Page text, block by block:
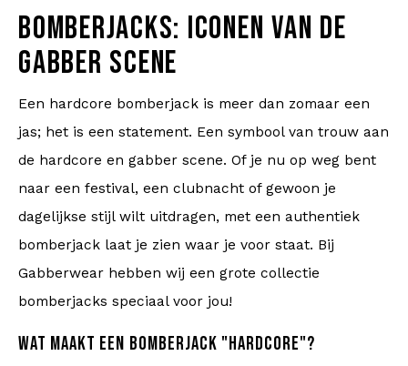
BOMBERJACKS: ICONEN VAN DE
GABBER SCENE
Een hardcore bomberjack is meer dan zomaar een
jas; het is een statement. Een symbool van trouw aan
de hardcore en gabber scene. Of je nu op weg bent
naar een festival, een clubnacht of gewoon je
dagelijkse stijl wilt uitdragen, met een authentiek
bomberjack laat je zien waar je voor staat. Bij
Gabberwear hebben wij een grote collectie
bomberjacks speciaal voor jou!
WAT MAAKT EEN BOMBERJACK "HARDCORE"?